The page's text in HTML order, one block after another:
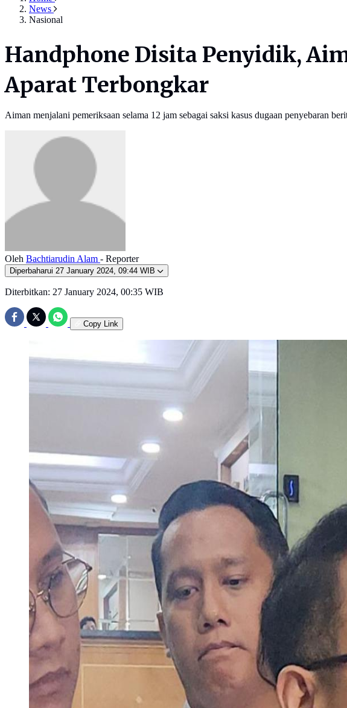
News
Nasional
Handphone Disita Penyidik,
Aparat Terbongkar
Aiman menjalani pemeriksaan selama 12 jam sebagai saksi kasus dugaan penyebaran
Oleh Bachtiarudin Alam - Reporter
Diperbaharui 27 January 2024, 09:44 WIB
Diterbitkan: 27 January 2024, 00:35 WIB
Copy Link